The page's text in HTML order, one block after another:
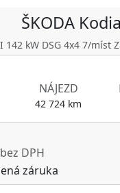
ŠKODA
142 kW DSG 4x4 7/míst
NÁJEZD
42 724 km
DPH